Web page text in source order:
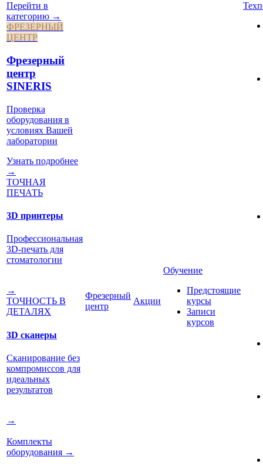
Перейти в
категорию →
ФРЕЗЕРНЫЙ
ЦЕНТР
Фрезерный
центр
SINERIS
Проверка
оборудования в
условиях Вашей
лаборатории
Узнать подробнее
→
ТОЧНАЯ
ПЕЧАТЬ
3D принтеры
Профессиональная
3D-печать для
стоматологии
→
ТОЧНОСТЬ В
ДЕТАЛЯХ
3D сканеры
Сканирование без
компромиссов для
идеальных
результатов
→
Комплекты
оборудования →
Фрезерный
центр
Акции
Обучение
Предстоящие
курсы
Записи
курсов